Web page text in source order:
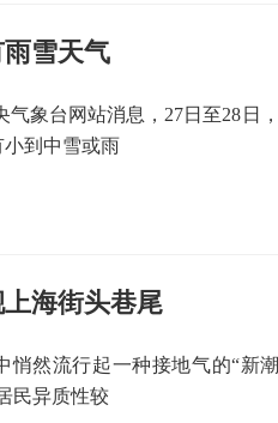
雪天气
气象台网站消息，27日至28
到中雪或雨
海街头巷尾
悄然流行起一种接地气的“
民异质性较